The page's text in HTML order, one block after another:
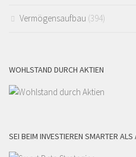
Vermögensaufbau (394)
WOHLSTAND DURCH AKTIEN
SEI BEIM INVESTIEREN SMARTER ALS